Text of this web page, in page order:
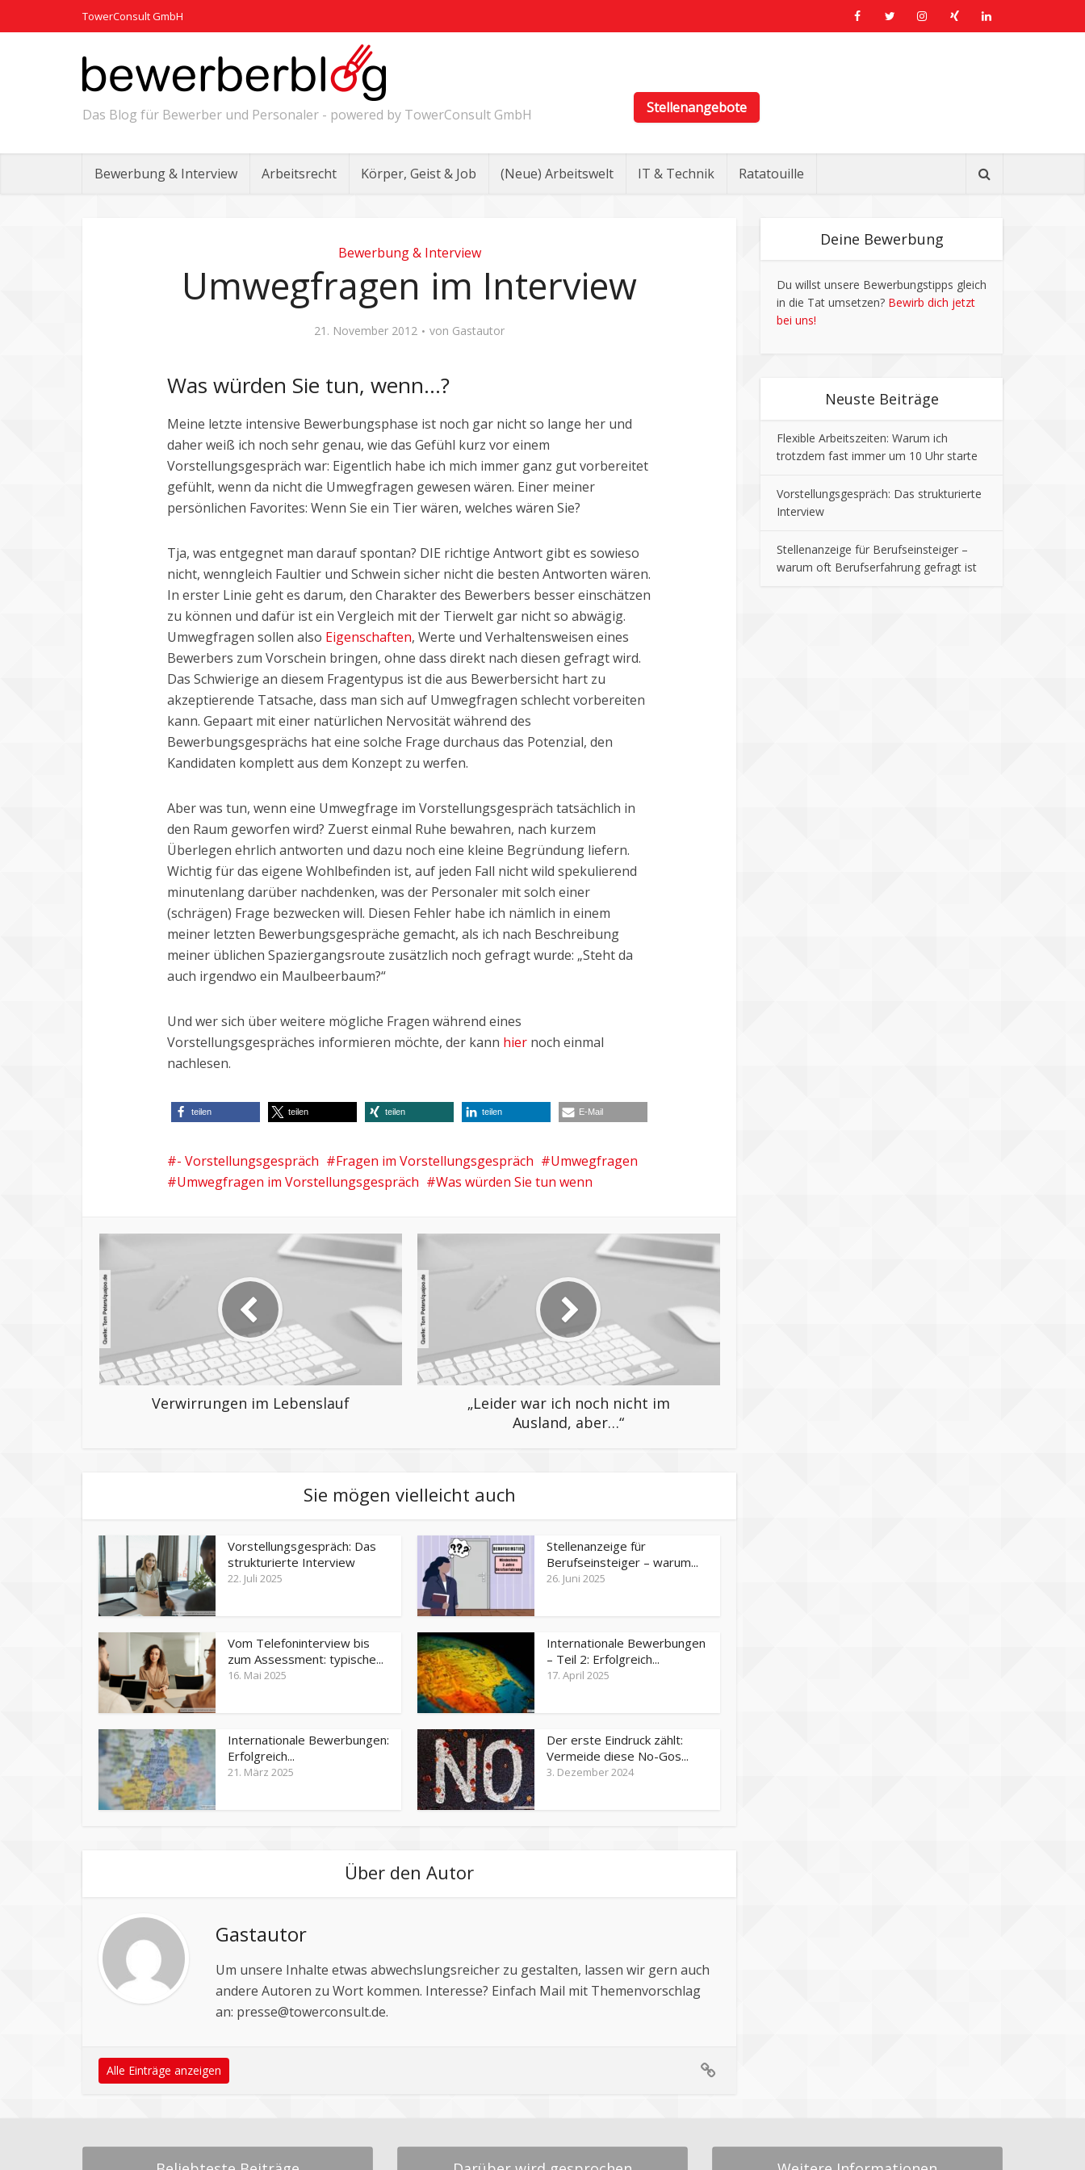
TowerConsult GmbH
Das Blog für Bewerber und Personaler - powered by TowerConsult GmbH
Bewerbung & Interview Arbeitsrecht Körper, Geist & Job (Neue) Arbeitswelt IT & Technik Ratatouille
Stellenangebote
Bewerbung & Interview
Umwegfragen im Interview
21. November 2012 von Gastautor
Was würden Sie tun, wenn…?
Meine letzte intensive Bewerbungsphase ist noch gar nicht so lange her und
daher weiß ich noch sehr genau, wie das Gefühl kurz vor einem
Vorstellungsgespräch war: Eigentlich habe ich mich immer ganz gut vorbereitet
gefühlt, wenn da nicht die Umwegfragen gewesen wären. Einer meiner
persönlichen Favorites: Wenn Sie ein Tier wären, welches wären Sie?
Tja, was entgegnet man darauf spontan? DIE richtige Antwort gibt es sowieso
nicht, wenngleich Faultier und Schwein sicher nicht die besten Antworten wären.
In erster Linie geht es darum, den Charakter des Bewerbers besser einschätzen
zu können und dafür ist ein Vergleich mit der Tierwelt gar nicht so abwägig.
Umwegfragen sollen also Eigenschaften, Werte und Verhaltensweisen eines
Bewerbers zum Vorschein bringen, ohne dass direkt nach diesen gefragt wird.
Das Schwierige an diesem Fragentypus ist die aus Bewerbersicht hart zu
akzeptierende Tatsache, dass man sich auf Umwegfragen schlecht vorbereiten
kann. Gepaart mit einer natürlichen Nervosität während des
Bewerbungsgesprächs hat eine solche Frage durchaus das Potenzial, den
Kandidaten komplett aus dem Konzept zu werfen.
Aber was tun, wenn eine Umwegfrage im Vorstellungsgespräch tatsächlich in
den Raum geworfen wird? Zuerst einmal Ruhe bewahren, nach kurzem
Überlegen ehrlich antworten und dazu noch eine kleine Begründung liefern.
Wichtig für das eigene Wohlbefinden ist, auf jeden Fall nicht wild spekulierend
minutenlang darüber nachdenken, was der Personaler mit solch einer
(schrägen) Frage bezwecken will. Diesen Fehler habe ich nämlich in einem
meiner letzten Bewerbungsgespräche gemacht, als ich nach Beschreibung
meiner üblichen Spaziergangsroute zusätzlich noch gefragt wurde: „Steht da
auch irgendwo ein Maulbeerbaum?“
Und wer sich über weitere mögliche Fragen während eines
Vorstellungsgespräches informieren möchte, der kann hier noch einmal
nachlesen.
teilen teilen teilen teilen E-Mail
- Vorstellungsgespräch Fragen im Vorstellungsgespräch
Umwegfragen
Umwegfragen im Vorstellungsgespräch
Was würden Sie tun wenn
Verwirrungen im Lebenslauf
„Leider war ich noch nicht im
Ausland, aber…“
Sie mögen vielleicht auch
Vorstellungsgespräch: Das
strukturierte Interview
22. Juli 2025
Stellenanzeige für
Berufseinsteiger – warum...
26. Juni 2025
Vom Telefoninterview bis
zum Assessment: typische...
16. Mai 2025
Internationale Bewerbungen
– Teil 2: Erfolgreich...
17. April 2025
Internationale Bewerbungen:
Erfolgreich...
21. März 2025
Der erste Eindruck zählt:
Vermeide diese No-Gos...
3. Dezember 2024
Über den Autor
Gastautor
Um unsere Inhalte etwas abwechslungsreicher zu gestalten, lassen wir gern auch
andere Autoren zu Wort kommen. Interesse? Einfach Mail mit Themenvorschlag
an: presse@towerconsult.de.
Alle Einträge anzeigen
Deine Bewerbung
Du willst unsere Bewerbungstipps gleich
in die Tat umsetzen? Bewirb dich jetzt
bei uns!
Neuste Beiträge
Flexible Arbeitszeiten: Warum ich
trotzdem fast immer um 10 Uhr starte
Vorstellungsgespräch: Das strukturierte
Interview
Stellenanzeige für Berufseinsteiger –
warum oft Berufserfahrung gefragt ist